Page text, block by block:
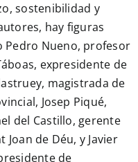
sostenibilidad y
hay figuras
Pedro Nueno, profesor
expresidente de
magistrada de
Josep Piqué,
del Castillo, gerente
Joan de Déu, y Javier
de